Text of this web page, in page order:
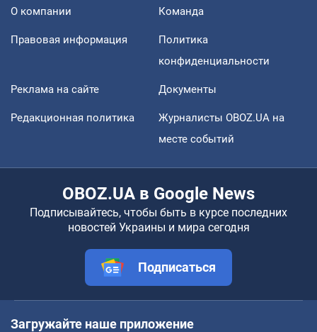
О компании Команда
Правовая информация
Политика
конфиденциальности
Реклама на сайте Документы
Редакционная политика
Журналисты OBOZ.UA на
месте событий
OBOZ.UA в Google News
Подписывайтесь, чтобы быть в курсе последних
новостей Украины и мира сегодня
Подписаться
Загружайте наше приложение